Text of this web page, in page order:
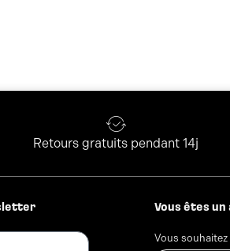
Retours gratuits pendant 14j
Vous êtes
Vous souhaitez